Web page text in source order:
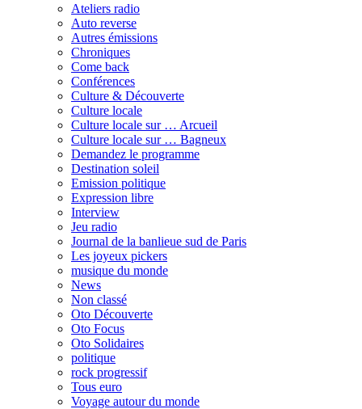
Ateliers radio
Auto reverse
Autres émissions
Chroniques
Come back
Conférences
Culture & Découverte
Culture locale
Culture locale sur … Arcueil
Culture locale sur … Bagneux
Demandez le programme
Destination soleil
Emission politique
Expression libre
Interview
Jeu radio
Journal de la banlieue sud de Paris
Les joyeux pickers
musique du monde
News
Non classé
Oto Découverte
Oto Focus
Oto Solidaires
politique
rock progressif
Tous euro
Voyage autour du monde